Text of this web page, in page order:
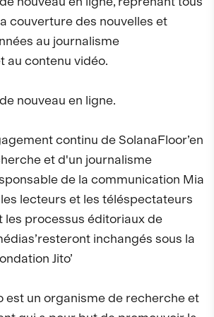
couverture des nouvelles et
au journalisme
au contenu vidéo.
nouveau en ligne.
continu de SolanaFloor’en
et d'un journalisme
de la communication Mia
lecteurs et les téléspectateurs
les processus éditoriaux de
inchangés sous la
Jito’
est un organisme de recherche et